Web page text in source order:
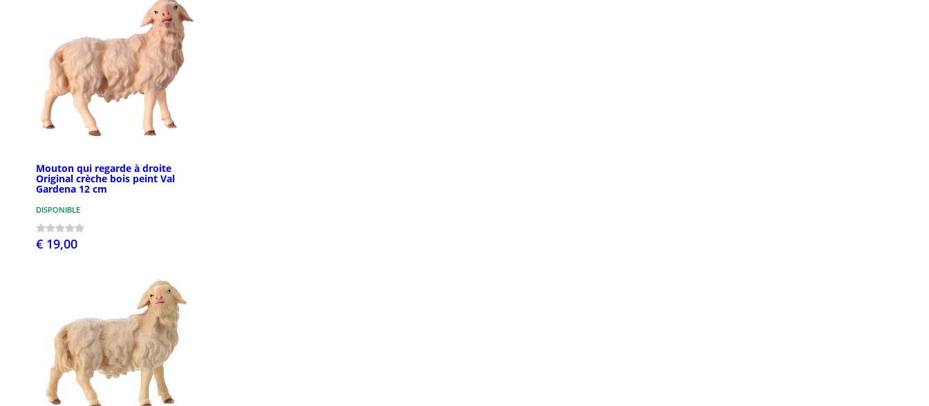
Mouton qui regarde à droite
Original crèche bois peint Val
Gardena 12 cm
DISPONIBLE
€ 19,00